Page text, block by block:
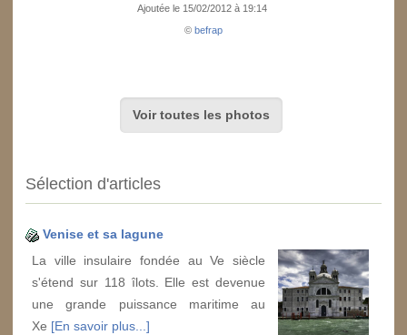
Ajoutée le 15/02/2012 à 19:14
© befrap
Voir toutes les photos
Sélection d'articles
Venise et sa lagune
La ville insulaire fondée au Ve siècle
s'étend sur 118 îlots. Elle est devenue
une grande puissance maritime au
Xe [En savoir plus...]